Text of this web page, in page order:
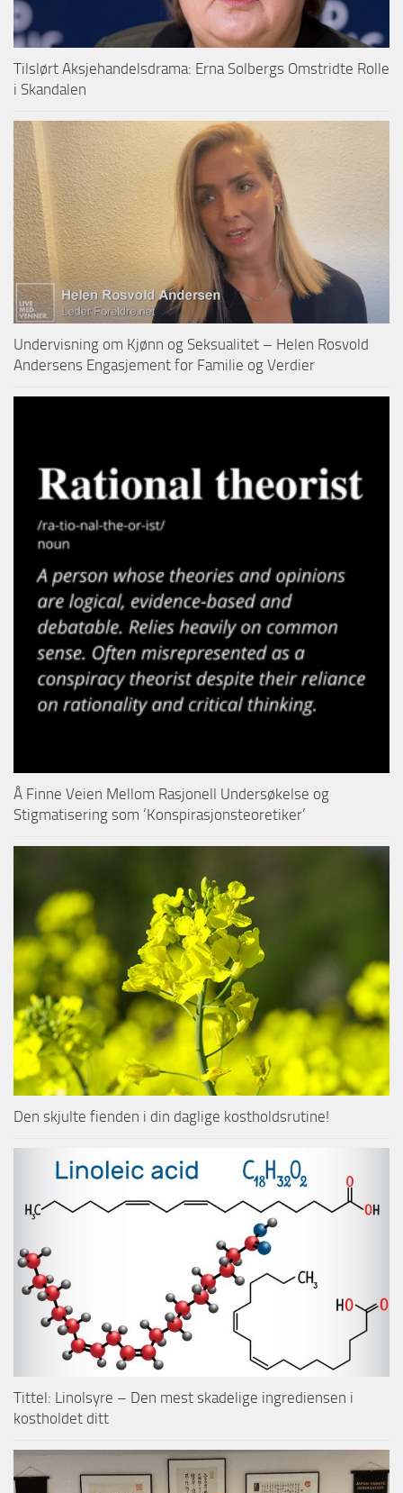
Tilslørt Aksjehandelsdrama: Erna Solbergs Omstridte Rolle
i Skandalen
Undervisning om Kjønn og Seksualitet – Helen Rosvold
Andersens Engasjement for Familie og Verdier
Å Finne Veien Mellom Rasjonell Undersøkelse og
Stigmatisering som ‘Konspirasjonsteoretiker’
Den skjulte fienden i din daglige kostholdsrutine!
Tittel: Linolsyre – Den mest skadelige ingrediensen i
kostholdet ditt